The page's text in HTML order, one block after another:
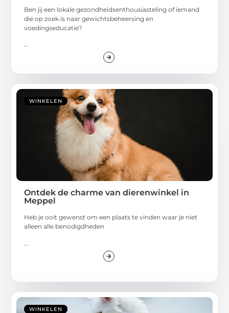
Ben jij een lokale gezondheidsenthousiasteling of iemand
die op zoek is naar gewichtsbeheersing en
voedingseducatie?
...
WINKELEN
Ontdek de charme van dierenwinkel in
Meppel
Heb je ooit gewenst om een plaats te vinden waar je niet
alleen alle benodigdheden
WINKELEN